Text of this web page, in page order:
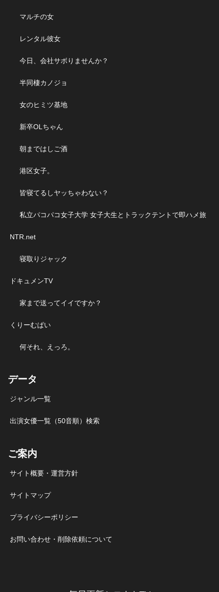
マルチの女
レンタル彼女
今日、会社サボりませんか？
半同棲カノジョ
女のヒミツ基地
新卒OLちゃん
朝まではしご酒
港区女子。
皆寝てるしヤッちゃわない？
私立パコパコ女子大学 女子大生とトラックテントで即ハメ旅
NTR.net
寝取りジャック
ドキュメンTV
家まで送ってイイですか？
くりーむぱい
何それ、えっろ。
データ
ジャンル一覧
出演女優一覧（50音順）検索
ご案内
サイト概要・運営方針
サイトマップ
プライバシーポリシー
お問い合わせ・削除依頼について